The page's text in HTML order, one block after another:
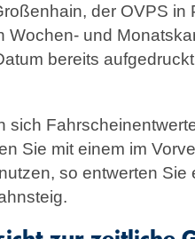
der OVPS in
Wochen- und
bereits
sich
Sie mit einem im
so entwerten Sie